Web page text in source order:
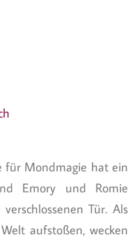
für Mondmagie hat ein
Emory und Romie
Tür. Als
aufstoßen, wecken